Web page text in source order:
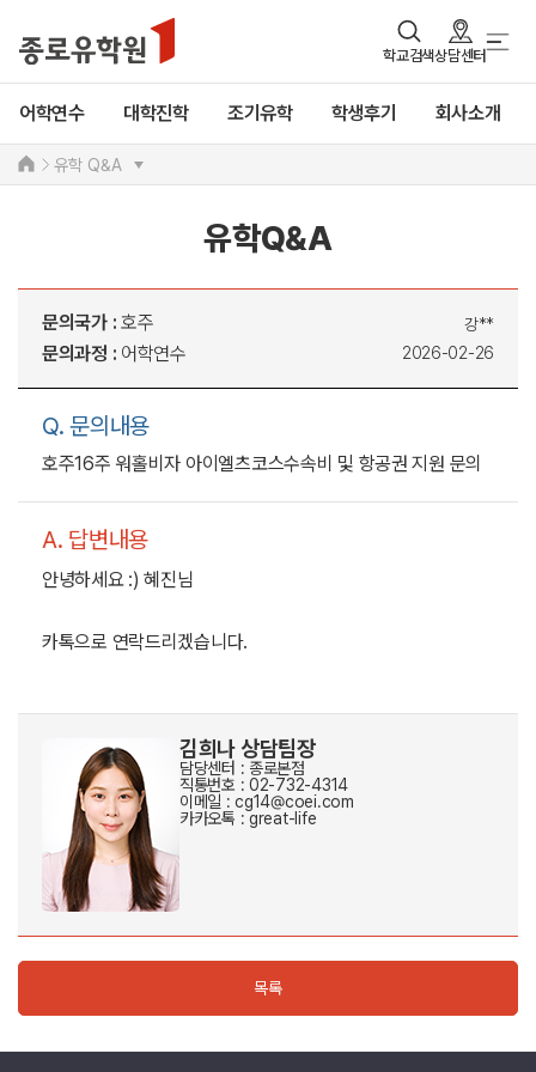
학교검색상담센터
어학연수 대학진학 조기유학 학생후기 회사소개
유학 Q&A
유학Q&A
문의국가 :호주
문의과정 : 어학연수
강**
2026-02-26
Q. 문의내용
호주16주 워홀비자 아이엘츠코스수속비 및 항공권 지원 문의
A. 답변내용
안녕하세요 :) 혜진님
카톡으로 연락드리겠습니다.
김희나 상담팀장
담당센터 : 종로본점
직통번호 : 02-732-4314
이메일 : cg14@coei.com
카카오톡 : great-life
목록